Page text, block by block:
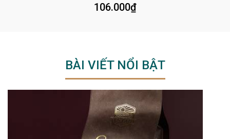
106.000₫
BÀI VIẾT NỔI BẬT